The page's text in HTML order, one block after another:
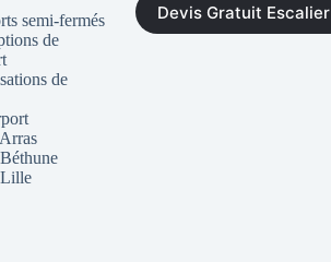
semi-fermés
de
de
Devis Gratuit Escalier